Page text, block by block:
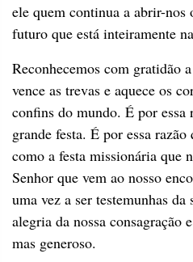
ele quem continua a abrir-
futuro que está inteiramente
Reconhecemos com gratidão
vence as trevas e aquece os
confins do mundo. É por essa
grande festa. É por essa
como a festa missionária que
Senhor que vem ao nosso
uma vez a ser testemunhas da
alegria da nossa consagração
mas generoso.